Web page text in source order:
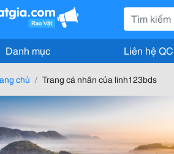
Danh mục Liên hệ QC
chủ Trang cá nhân của linh123bds